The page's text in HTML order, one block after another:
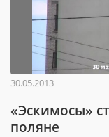
30.05.2013
«Эскимосы»
поляне